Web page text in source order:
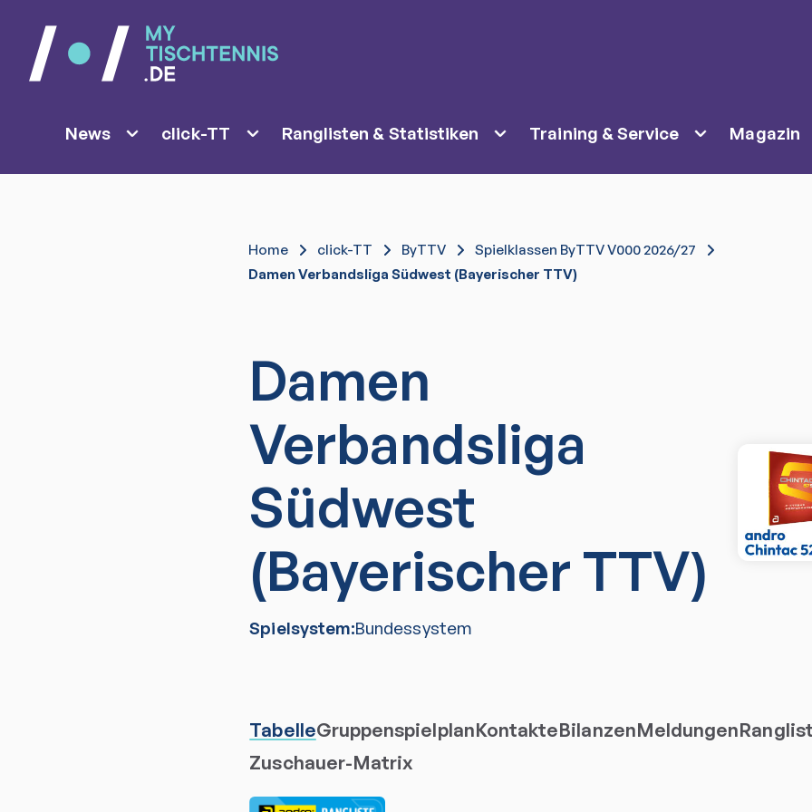
News click-TT Ranglisten & Statistiken Training & Service Magazin
Home click-TT ByTTV
Spielklassen ByTTV V000 2026/27
Damen Verbandsliga Südwest (Bayerischer TTV)
Damen
Verbandsliga
Südwest
(Bayerischer TTV)
Spielsystem:Bundessystem
TabelleGruppenspielplanKontakteBilanzenMeldungen
Zuschauer-Matrix